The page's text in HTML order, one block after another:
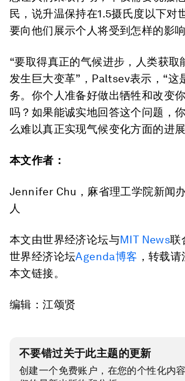
民，说升温保持在1.5摄氏度以下对
要向他们展示个人将受到怎样的影
“要取得真正的气候进步，人类获取
发生巨大变革”，Paltsev表示，“这
务。你个人准备好做出牺牲和改变
吗？如果能诚实地回答这个问题，
么难以真正实现气候变化方面的进
本文作者：
Jennifer Chu，麻省理工学院新闻
人
本文由世界经济论坛与MIT News联
世界经济论坛Agenda博客 ，转载
本文链接。
编辑：江颂贤
不要错过关于此主题的更新
创建一个免费账户，在您的个性化内